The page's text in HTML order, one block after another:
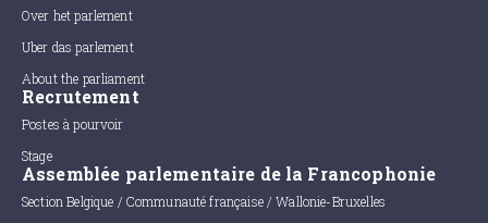
Over het parlement
Uber das parlement
About the parliament
Recrutement
Postes à pourvoir
Stage
Assemblée parlementaire de la Francophonie
Section Belgique / Communauté française / Wallonie-Bruxelles